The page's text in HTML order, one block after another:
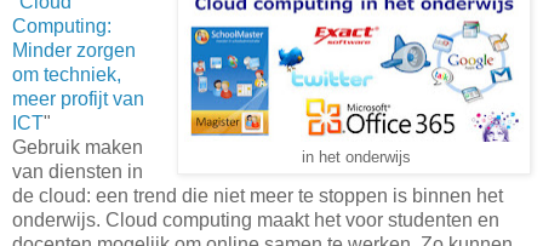
in het onderwijs
Computing:
Minder zorgen
om techniek,
meer profijt van
ICT"
Gebruik maken
van diensten in
de cloud: een trend die niet meer te stoppen is binnen het
onderwijs. Cloud computing maakt het voor studenten en